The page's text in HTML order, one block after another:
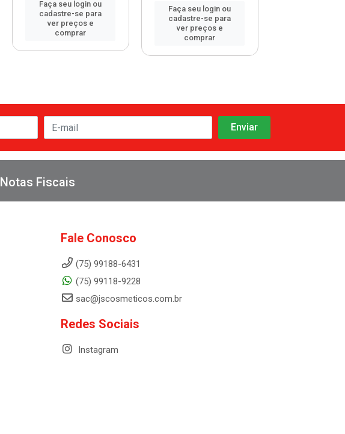
Faça seu login ou
cadastre-se para
ver preços e
comprar
Faça seu login ou
cadastre-se para
ver preços e
comprar
Notas Fiscais
Fale Conosco
(75) 99188-6431
(75) 99118-9228
sac@jscosmeticos.com.br
Redes Sociais
Instagram